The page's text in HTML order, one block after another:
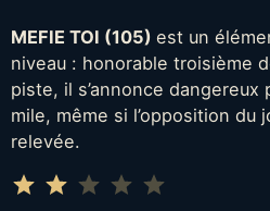
MEFIE TOI (105) est un
niveau : honorable troisième
piste, il s’annonce
mile, même si l’opposition du
relevée.
⭐⭐